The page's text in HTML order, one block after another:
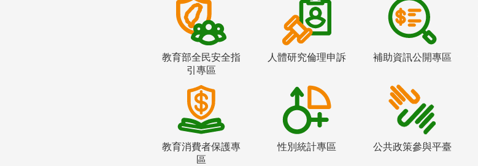
教育部全民安全指
引專區
人體研究倫理申訴 補助資訊公開專區
教育消費者保護專
區
性別統計專區 公共政策參與平臺